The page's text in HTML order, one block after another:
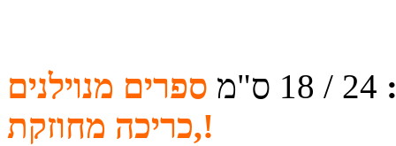
ספרים מנוילנים
,כריכה מחוזקת!